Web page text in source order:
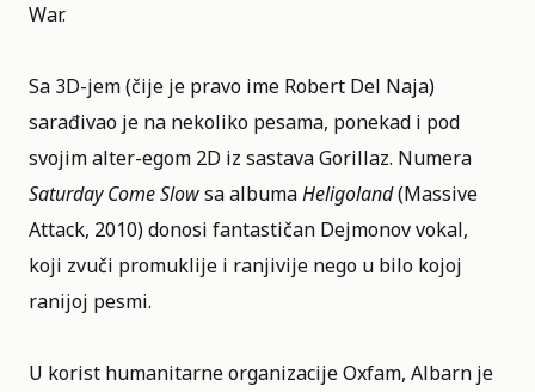
War.
Sa 3D-jem (čije je pravo ime Robert Del Naja)
sarađivao je na nekoliko pesama, ponekad i pod
svojim alter-egom 2D iz sastava Gorillaz. Numera
Saturday Come Slowsa albumaHeligoland(Massive
Attack, 2010) donosi fantastičan Dejmonov vokal,
koji zvuči promuklije i ranjivije nego u bilo kojoj
ranijoj pesmi.
U korist humanitarne organizacije Oxfam, Albarn je